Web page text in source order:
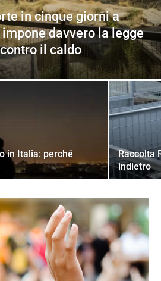
in cinque giorni a
davvero la legge
il caldo
in Italia: perché
Raccolta
indietro